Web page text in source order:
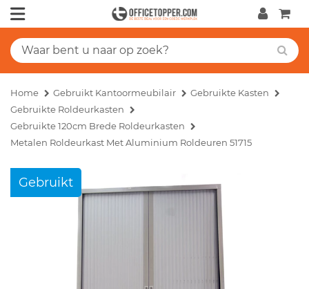
Home Gebruikt Kantoormeubilair
Gebruikte Kasten
Gebruikte Roldeurkasten
Gebruikte 120cm Brede Roldeurkasten
Metalen Roldeurkast Met Aluminium Roldeuren 51715
Gebruikt